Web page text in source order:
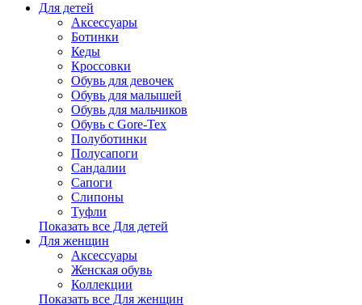
Для детей
Аксессуары
Ботинки
Кеды
Кроссовки
Обувь для девочек
Обувь для малышей
Обувь для мальчиков
Обувь с Gore-Tex
Полуботинки
Полусапоги
Сандалии
Сапоги
Слипоны
Туфли
Показать все Для детей
Для женщин
Аксессуары
Женская обувь
Коллекции
Показать все Для женщин